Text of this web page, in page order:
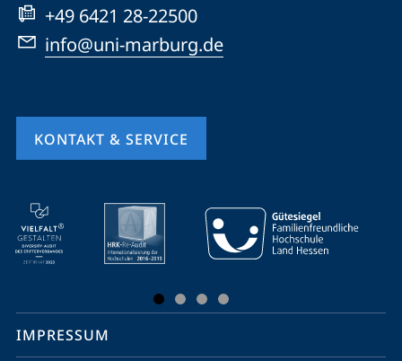
+49 6421 28-22500
info@uni-marburg.de
KONTAKT & SERVICE
Mobile-
Service-
Navigation
Social
Media
IMPRESSUM